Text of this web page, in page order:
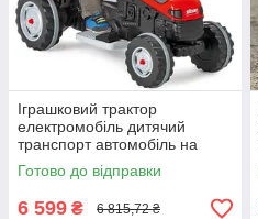
Іграшковий трактор
електромобіль дитячий
транспорт автомобіль на
акумуляторі електрокар
клаксон важіль сидіння
Готово до відправки
6 599 ₴ 6 815,72 ₴